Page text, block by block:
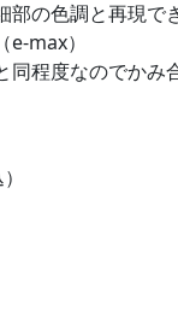
部の色調と再現で
max）
同程度なのでかみ